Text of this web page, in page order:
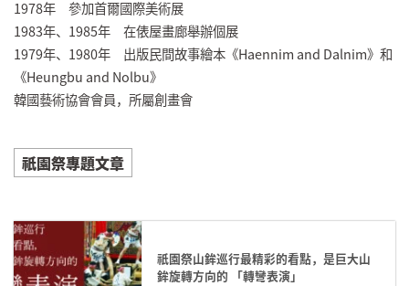
1978年 參加首爾國際美術展
1983年、1985年 在俵屋畫廊舉辦個展
1979年、1980年 出版民間故事繪本《Haennim and Dalnim》和
《Heungbu and Nolbu》
韓國藝術協會會員，所屬創畫會
祇園祭專題文章
祇園祭山鉾巡行最精彩的看點，是巨大山
鉾旋轉方向的 「轉彎表演」